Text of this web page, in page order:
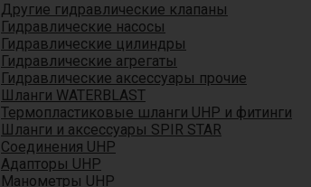
Другие гидравлические клапаны
Гидравлические насосы
Гидравлические цилиндры
Гидравлические агрегаты
Гидравлические аксессуары прочие
Шланги WATERBLAST
Термопластиковые шланги UHP и фитинги
Шланги и аксессуары SPIR STAR
Соединения UHP
Адапторы UHP
Манометры UHP